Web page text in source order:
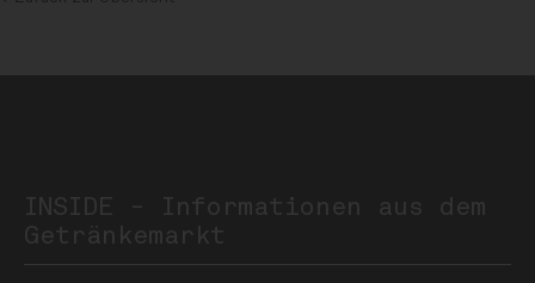
INSIDE - Informationen aus dem
Getränkemarkt